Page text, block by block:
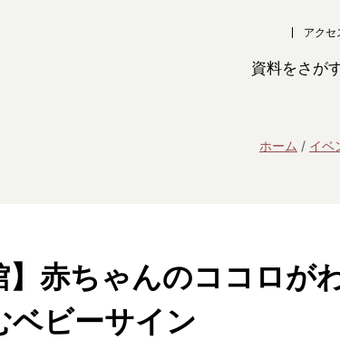
アクセ
資料をさが
ホーム イベ
】赤ちゃんのココロ
ベビーサイン